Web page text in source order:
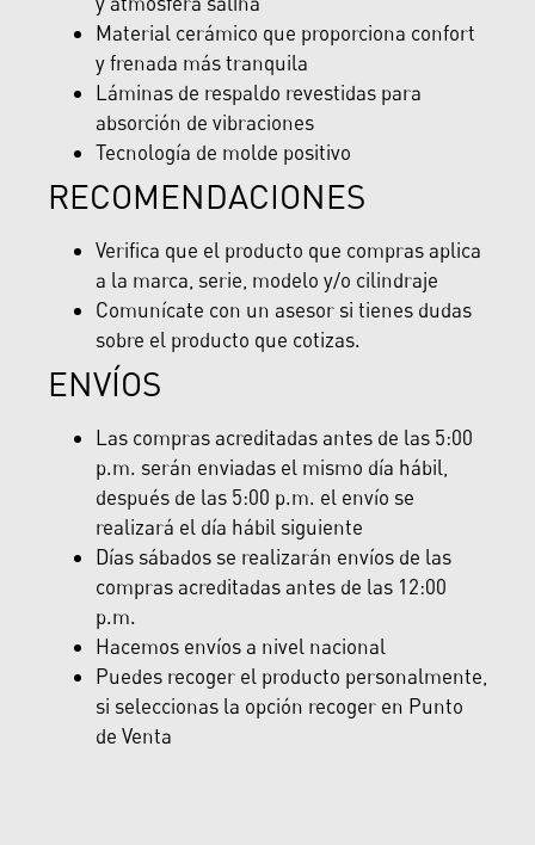
Material cerámico que proporciona confort
y frenada más tranquila
Láminas de respaldo revestidas para
absorción de vibraciones
Tecnología de molde positivo
RECOMENDACIONES
Verifica que el producto que compras aplica
a la marca, serie, modelo y/o cilindraje
Comunícate con un asesor si tienes dudas
sobre el producto que cotizas.
ENVÍOS
Las compras acreditadas antes de las 5:00
p.m. serán enviadas el mismo día hábil,
después de las 5:00 p.m. el envío se
realizará el día hábil siguiente
Días sábados se realizarán envíos de las
compras acreditadas antes de las 12:00
p.m.
Hacemos envíos a nivel nacional
Puedes recoger el producto personalmente,
si seleccionas la opción recoger en Punto
de Venta